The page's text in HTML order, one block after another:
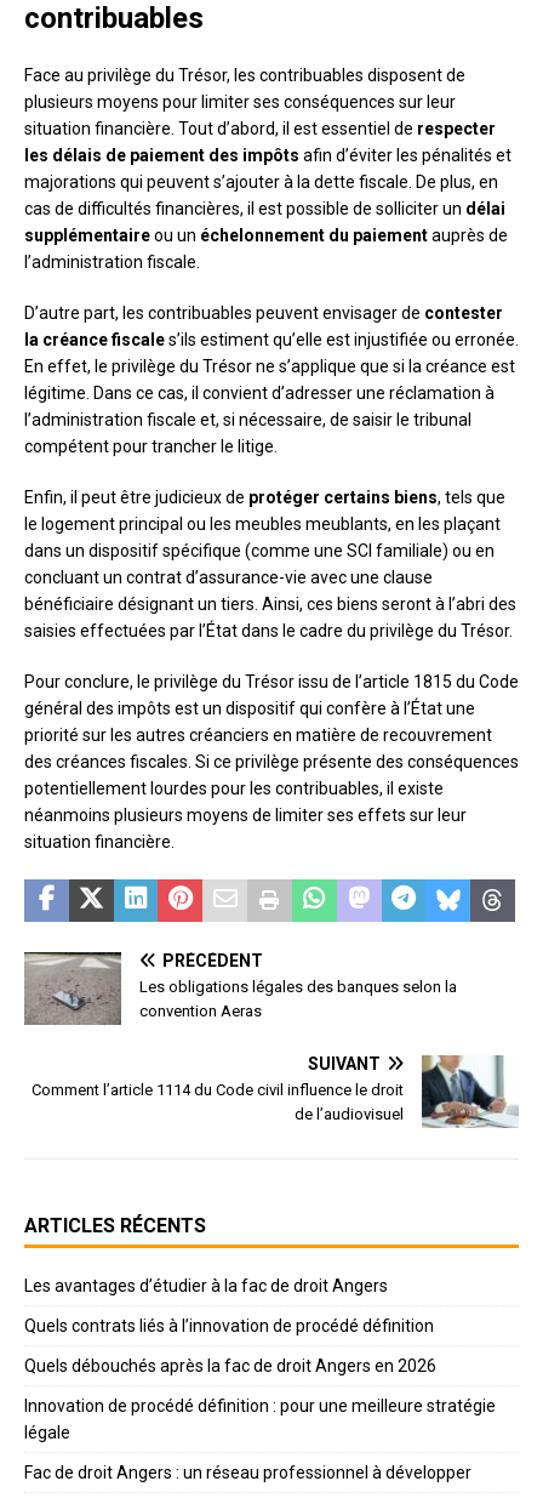
contribuables
Face au privilège du Trésor, les contribuables disposent de
plusieurs moyens pour limiter ses conséquences sur leur
situation financière. Tout d’abord, il est essentiel de respecter
les délais de paiement des impôts afin d’éviter les pénalités et
majorations qui peuvent s’ajouter à la dette fiscale. De plus, en
cas de difficultés financières, il est possible de solliciter un délai
supplémentaireou un échelonnement du paiementauprès de
l’administration fiscale.
D’autre part, les contribuables peuvent envisager de contester
la créance fiscales’ils estiment qu’elle est injustifiée ou erronée.
En effet, le privilège du Trésor ne s’applique que si la créance est
légitime. Dans ce cas, il convient d’adresser une réclamation à
l’administration fiscale et, si nécessaire, de saisir le tribunal
compétent pour trancher le litige.
Enfin, il peut être judicieux de protéger certains biens, tels que
le logement principal ou les meubles meublants, en les plaçant
dans un dispositif spécifique (comme une SCI familiale) ou en
concluant un contrat d’assurance-vie avec une clause
bénéficiaire désignant un tiers. Ainsi, ces biens seront à l’abri des
saisies effectuées par l’État dans le cadre du privilège du Trésor.
Pour conclure, le privilège du Trésor issu de l’article 1815 du Code
général des impôts est un dispositif qui confère à l’État une
priorité sur les autres créanciers en matière de recouvrement
des créances fiscales. Si ce privilège présente des conséquences
potentiellement lourdes pour les contribuables, il existe
néanmoins plusieurs moyens de limiter ses effets sur leur
situation financière.
PRÉCÉDENT
Les obligations légales des banques selon la
convention Aeras
SUIVANT
Comment l’article 1114 du Code civil influence le droit
de l’audiovisuel
ARTICLES RÉCENTS
Les avantages d’étudier à la fac de droit Angers
Quels contrats liés à l’innovation de procédé définition
Quels débouchés après la fac de droit Angers en 2026
Innovation de procédé définition : pour une meilleure stratégie
légale
Fac de droit Angers : un réseau professionnel à développer